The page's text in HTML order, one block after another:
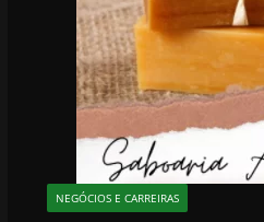
NEGÓCIOS E CARREIRAS